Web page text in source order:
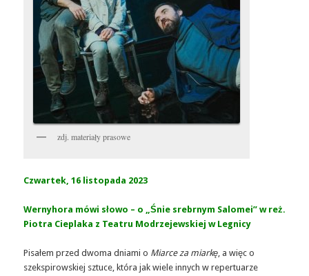
zdj. materiały prasowe
Czwartek, 16 listopada 2023
Wernyhora mówi słowo – o „Śnie srebrnym Salomei” w reż.
Piotra Cieplaka z Teatru Modrzejewskiej w Legnicy
Pisałem przed dwoma dniami o Miarce za miarkę, a więc o
szekspirowskiej sztuce, która jak wiele innych w repertuarze